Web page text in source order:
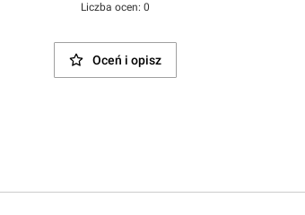
Liczba ocen: 0
Oceń i opisz